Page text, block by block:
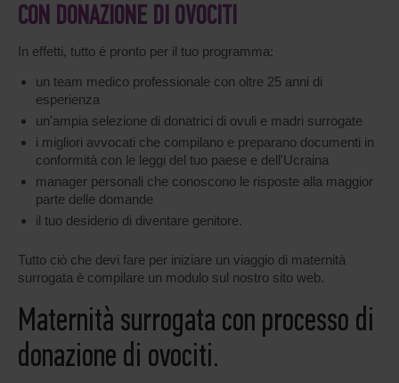
CON DONAZIONE DI OVOCITI
In effetti, tutto è pronto per il tuo programma:
un team medico professionale con oltre 25 anni di
esperienza
un'ampia selezione di donatrici di ovuli e madri surrogate
i migliori avvocati che compilano e preparano documenti in
conformità con le leggi del tuo paese e dell'Ucraina
manager personali che conoscono le risposte alla maggior
parte delle domande
il tuo desiderio di diventare genitore.
Tutto ciò che devi fare per iniziare un viaggio di maternità
surrogata è compilare un modulo sul nostro sito web.
Maternità surrogata con processo di
donazione di ovociti.